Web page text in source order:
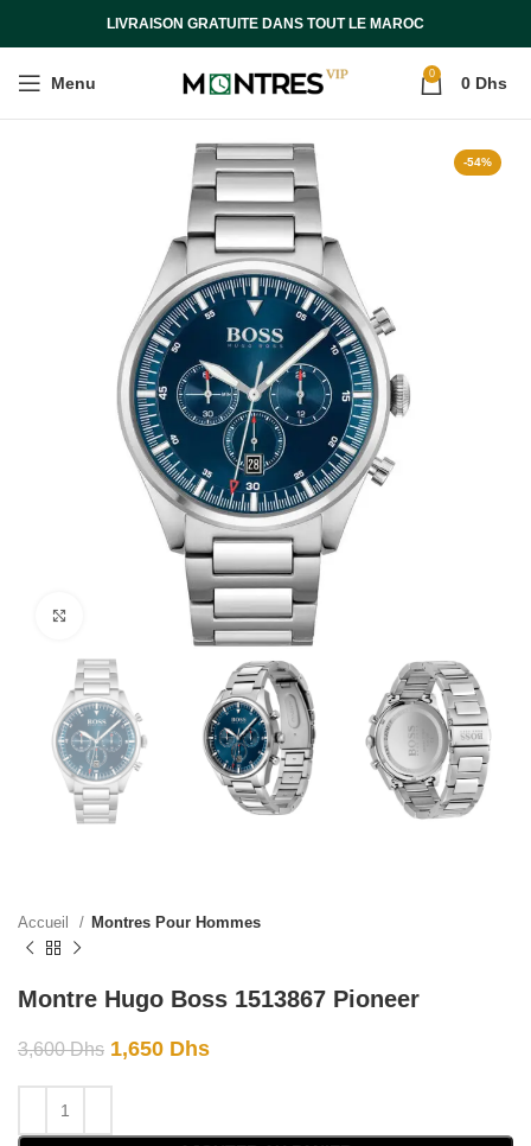
LIVRAISON GRATUITE DANS TOUT LE MAROC
Menu 0 0 Dhs
-54%
Click to enlarge
Accueil Montres Pour Hommes
Montre Hugo Boss 1513867 Pioneer
3,600Dhs 1,650 Dhs